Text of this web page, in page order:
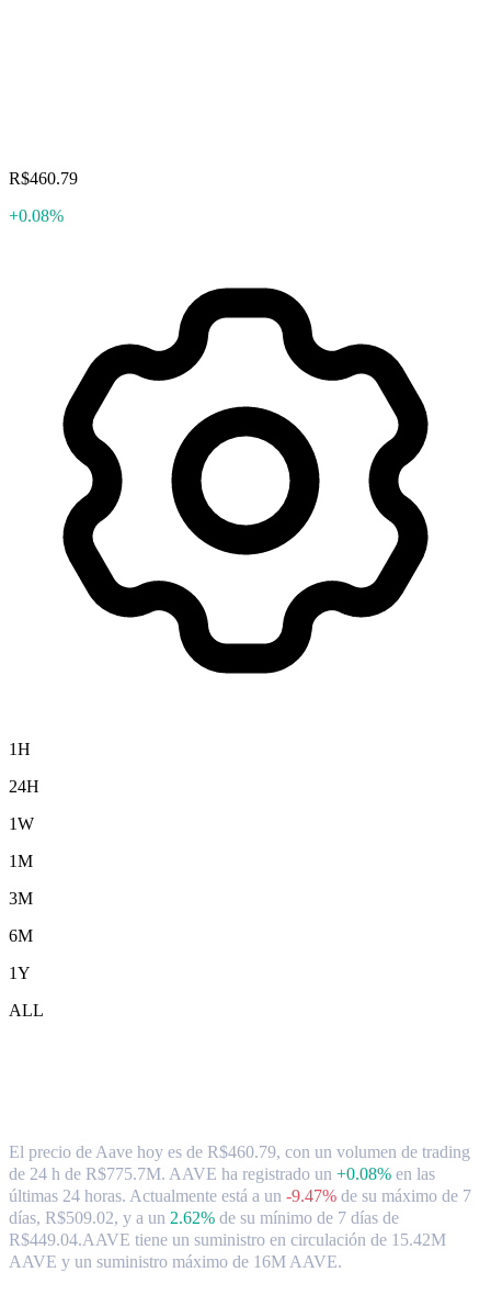
R$460.79
+0.08%
1H
24H
1W
1M
3M
6M
1Y
ALL
El precio de Aave hoy es de R$460.79, con un volumen de trading
de 24 h de R$775.7M. AAVE ha registrado un +0.08% en las
últimas 24 horas. Actualmente está a un -9.47% de su máximo de 7
días, R$509.02, y a un 2.62% de su mínimo de 7 días de
R$449.04.AAVE tiene un suministro en circulación de 15.42M
AAVE y un suministro máximo de 16M AAVE.